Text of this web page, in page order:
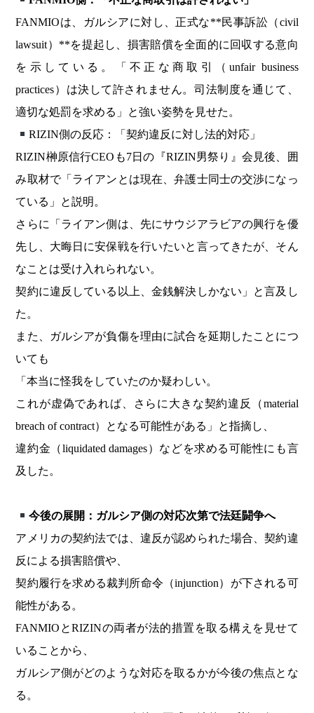
FANMIOは、ガルシアに対し、正式な**民事訴訟（civil
lawsuit）**を提起し、損害賠償を全面的に回収する意向
を示している。「不正な商取引（unfair business
practices）は決して許されません。司法制度を通じて、
適切な処罰を求める」と強い姿勢を見せた。
RIZIN側の反応：「契約違反に対し法的対応」
RIZIN榊原信行CEOも7日の『RIZIN男祭り』会見後、囲
み取材で「ライアンとは現在、弁護士同士の交渉になっ
ている」と説明。
さらに「ライアン側は、先にサウジアラビアの興行を優
先し、大晦日に安保戦を行いたいと言ってきたが、そん
なことは受け入れられない。
契約に違反している以上、金銭解決しかない」と言及し
た。
また、ガルシアが負傷を理由に試合を延期したことにつ
いても
「本当に怪我をしていたのか疑わしい。
これが虚偽であれば、さらに大きな契約違反（material
breach of contract）となる可能性がある」と指摘し、
違約金（liquidated damages）などを求める可能性にも言
及した。
今後の展開：ガルシア側の対応次第で法廷闘争へ
アメリカの契約法では、違反が認められた場合、契約違
反による損害賠償や、
契約履行を求める裁判所命令（injunction）が下される可
能性がある。
FANMIOとRIZINの両者が法的措置を取る構えを見せて
いることから、
ガルシア側がどのような対応を取るかが今後の焦点とな
る。